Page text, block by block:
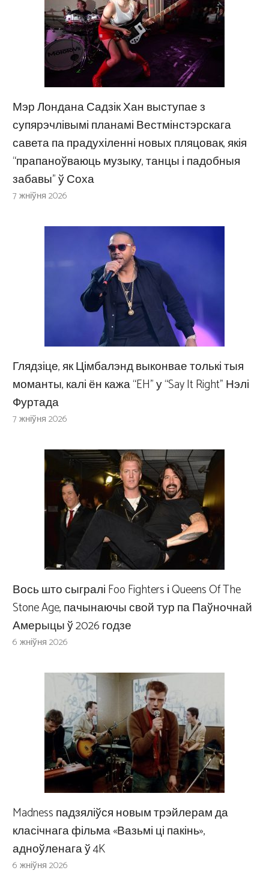
Мэр Лондана Садзік Хан выступае з
супярэчлівымі планамі Вестмінстэрскага
савета па прадухіленні новых пляцовак, якія
“прапаноўваюць музыку, танцы і падобныя
забавы” ў Соха
7 жніўня 2026
Глядзіце, як Цімбалэнд выконвае толькі тыя
моманты, калі ён кажа “EH” у “Say It Right” Нэлі
Фуртада
7 жніўня 2026
Вось што сыгралі Foo Fighters і Queens Of The
Stone Age, пачынаючы свой тур па Паўночнай
Амерыцы ў 2026 годзе
6 жніўня 2026
Madness падзяліўся новым трэйлерам да
класічнага фільма «Вазьмі ці пакінь»,
адноўленага ў 4K
6 жніўня 2026